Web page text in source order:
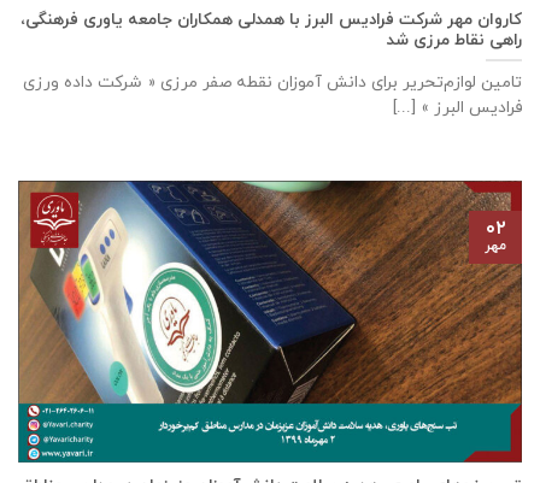
كاروان مهر شرکت فرادیس البرز با همدلی همکاران جامعه یاوری فرهنگی،
راهی نقاط مرزی شد
تامين لوازم‌تحرير برای دانش آموزان نقطه صفر مرزی « شرکت داده ورزی
فراديس البرز » [...]
۰۲
مهر